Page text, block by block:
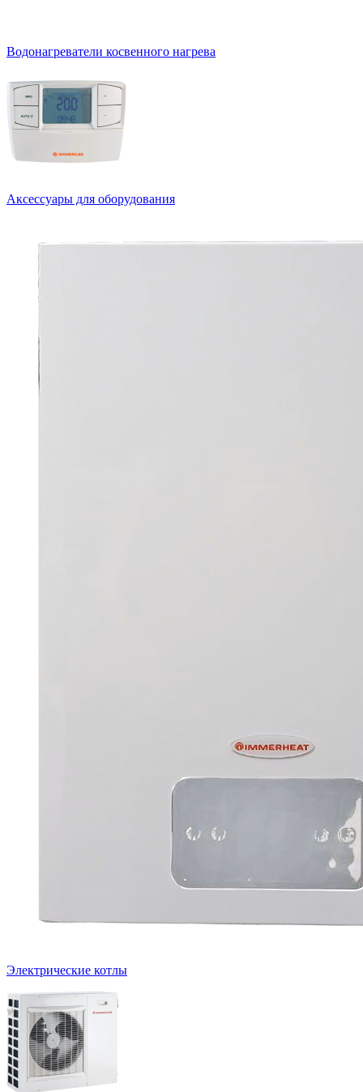
Водонагреватели косвенного нагрева
Аксессуары для оборудования
Электрические котлы